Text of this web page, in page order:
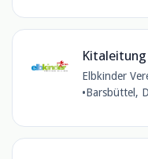
Elbkinder
•Barsbüttel,